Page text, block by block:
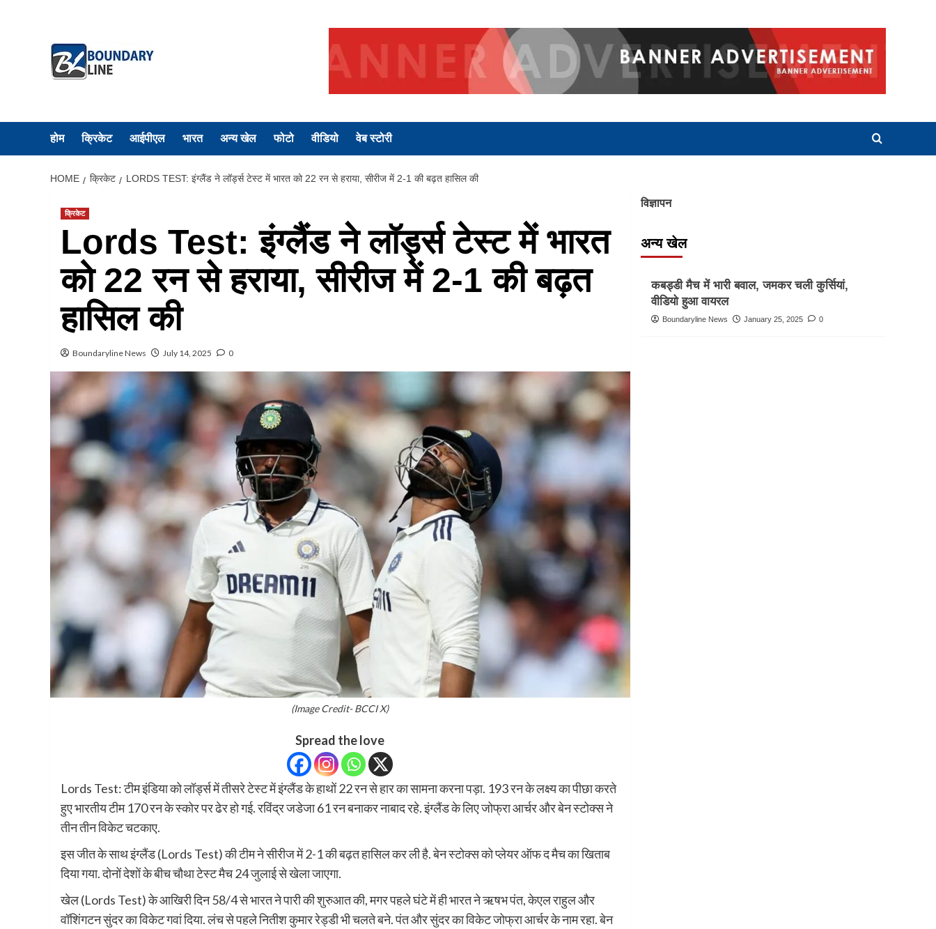
होम क्रिकेट आईपीएल भारत अन्य खेल फोटो वीडियो वेब स्टोरी
HOME क्रिकेट LORDS TEST: इंग्लैंड ने लॉर्ड्स टेस्ट में भारत को 22 रन से हराया, सीरीज में 2-1 की बढ़त हासिल की
क्रिकेट
Lords Test: इंग्लैंड ने लॉर्ड्स टेस्ट में भारत
को 22 रन से हराया, सीरीज में 2-1 की बढ़त
हासिल की
Boundaryline News July 14, 2025 0
(Image Credit- BCCI X)
Spread the love
Lords Test: टीम इंडिया को लॉर्ड्स में तीसरे टेस्ट में इंग्लैंड के हाथों 22 रन से हार का सामना करना पड़ा. 193 रन के लक्ष्य का पीछा करते
हुए भारतीय टीम 170 रन के स्कोर पर ढेर हो गई. रविंद्र जडेजा 61 रन बनाकर नाबाद रहे. इंग्लैंड के लिए जोफ्रा आर्चर और बेन स्टोक्स ने
तीन तीन विकेट चटकाए.
इस जीत के साथ इंग्लैंड (Lords Test) की टीम ने सीरीज में 2-1 की बढ़त हासिल कर ली है. बेन स्टोक्स को प्लेयर ऑफ द मैच का खिताब
दिया गया. दोनों देशों के बीच चौथा टेस्ट मैच 24 जुलाई से खेला जाएगा.
खेल (Lords Test) के आखिरी दिन 58/4 से भारत ने पारी की शुरुआत की, मगर पहले घंटे में ही भारत ने ऋषभ पंत, केएल राहुल और
वॉशिंगटन सुंदर का विकेट गवां दिया. लंच से पहले नितीश कुमार रेड्डी भी चलते बने. पंत और सुंदर का विकेट जोफ्रा आर्चर के नाम रहा. बेन
विज्ञापन
अन्य खेल
Other Sports
कबड्डी मैच में भारी बवाल, जमकर चली कुर्सियां,
वीडियो हुआ वायरल
Boundaryline News January 25, 2025 0